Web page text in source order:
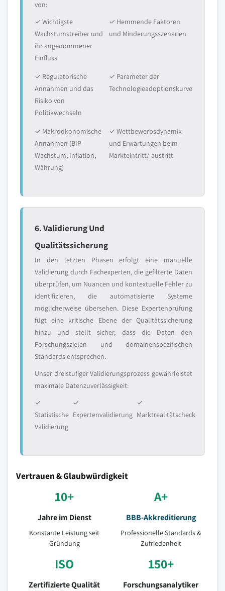
von:
✓ Wichtigste
Wachstumstreiber und
ihr angenommener
Einfluss
✓ Hemmende Faktoren
und Minderungsszenarien
✓ Regulatorische
Annahmen und das
Risiko von
Politikwechseln
✓ Parameter der
Technologieadoptionskurve
✓ Makroökonomische
Annahmen (BIP-
Wachstum, Inflation,
Währung)
✓ Wettbewerbsdynamik
und Erwartungen beim
Markteintritt/-austritt
6. Validierung Und
Qualitätssicherung
In den letzten Phasen erfolgt eine manuelle
Validierung durch Fachexperten, die gefilterte Daten
überprüfen, um Nuancen und kontextuelle Fehler zu
identifizieren, die automatisierte Systeme
möglicherweise übersehen. Diese Expertenprüfung
fügt eine kritische Ebene der Qualitätssicherung
hinzu und stellt sicher, dass die Daten den
Forschungszielen und domainenspezifischen
Standards entsprechen.
Unser dreistufiger Validierungsprozess gewährleistet
maximale Datenzuverlässigkeit:
✓
Statistische
Validierung
✓
Expertenvalidierung
✓
Marktrealitätscheck
Vertrauen & Glaubwürdigkeit
10+
Jahre im Dienst
Konstante Leistung seit
Gründung
A+
BBB-Akkreditierung
Professionelle Standards &
Zufriedenheit
ISO
Zertifizierte Qualität
150+
Forschungsanalytiker